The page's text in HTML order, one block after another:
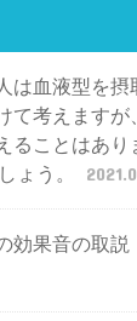
は血液型を摂
て考えますが
ることはあり
ょう。
効果音の取説